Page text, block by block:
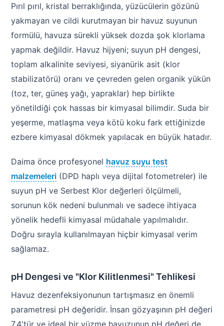
Pırıl pırıl, kristal berraklığında, yüzücülerin gözünü
yakmayan ve cildi kurutmayan bir havuz suyunun
formülü, havuza sürekli yüksek dozda şok klorlama
yapmak değildir. Havuz hijyeni; suyun pH dengesi,
toplam alkalinite seviyesi, siyanürik asit (klor
stabilizatörü) oranı ve çevreden gelen organik yükün
(toz, ter, güneş yağı, yapraklar) hep birlikte
yönetildiği çok hassas bir kimyasal bilimdir. Suda bir
yeşerme, matlaşma veya kötü koku fark ettiğinizde
ezbere kimyasal dökmek yapılacak en büyük hatadır.
Daima önce profesyonel havuz suyu test
malzemeleri (DPD haplı veya dijital fotometreler) ile
suyun pH ve Serbest Klor değerleri ölçülmeli,
sorunun kök nedeni bulunmalı ve sadece ihtiyaca
yönelik hedefli kimyasal müdahale yapılmalıdır.
Doğru sırayla kullanılmayan hiçbir kimyasal verim
sağlamaz.
pH Dengesi ve "Klor Kilitlenmesi" Tehlikesi
Havuz dezenfeksiyonunun tartışmasız en önemli
parametresi pH değeridir. İnsan gözyaşının pH değeri
7.4'tür ve ideal bir yüzme havuzunun pH değeri de